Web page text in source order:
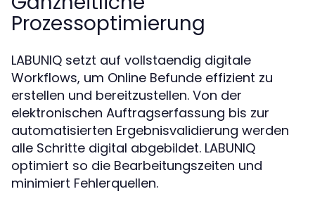
Prozessoptimierung
LABUNIQ setzt auf vollstaendig digitale
Workflows, um Online Befunde effizient zu
erstellen und bereitzustellen. Von der
elektronischen Auftragserfassung bis zur
automatisierten Ergebnisvalidierung werden
alle Schritte digital abgebildet. LABUNIQ
optimiert so die Bearbeitungszeiten und
minimiert Fehlerquellen.